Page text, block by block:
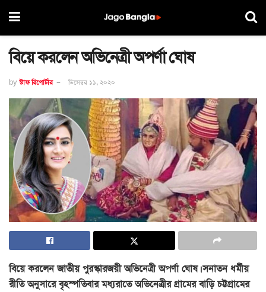
বিয়ে করলেন অভিনেত্রী অপর্ণা ঘোষ
by স্টাফ রিপোর্টার ডিসেম্বর ১১, ২০২০
বিয়ে করলেন জাতীয় পুরস্কারজয়ী অভিনেত্রী অপর্ণা ঘোষ। সনাতন ধর্মীয়
রীতি অনুসারে বৃহস্পতিবার মধ্যরাতে অভিনেত্রীর গ্রামের বাড়ি চট্টগ্রামের